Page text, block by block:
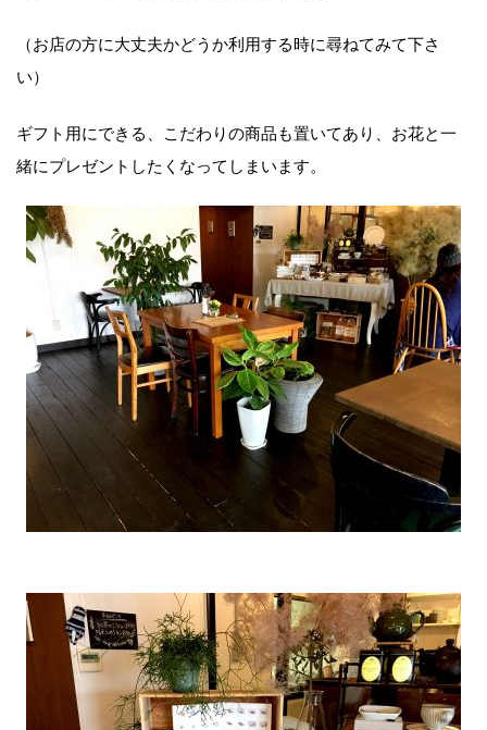
（お店の方に大丈夫かどうか利用する時に尋ねてみて下さ
い）
ギフト用にできる、こだわりの商品も置いてあり、お花と一
緒にプレゼントしたくなってしまいます。